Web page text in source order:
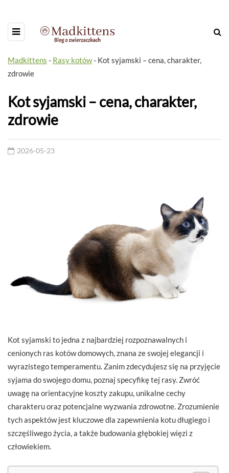
Madkittens - Rasy kotów- Kot syjamski – cena, charakter,
zdrowie
Kot syjamski – cena, charakter,
zdrowie
2026-05-23
Kot syjamski to jedna z najbardziej rozpoznawalnych i
cenionych ras kotów domowych, znana ze swojej elegancji i
wyrazistego temperamentu. Zanim zdecydujesz się na przyjęcie
syjama do swojego domu, poznaj specyfikę tej rasy. Zwróć
uwagę na orientacyjne koszty zakupu, unikalne cechy
charakteru oraz potencjalne wyzwania zdrowotne. Zrozumienie
tych aspektów jest kluczowe dla zapewnienia kotu długiego i
szczęśliwego życia, a także budowania głębokiej więzi z
człowiekiem.